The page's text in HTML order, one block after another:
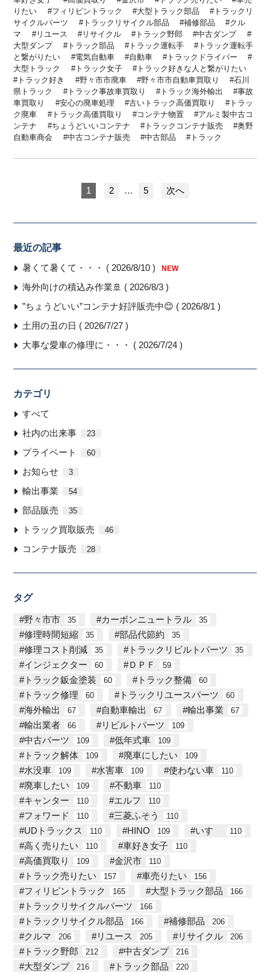
りたい
フィリピントラック 大型トラック部品
トラックリ
サイクルパーツ
トラックリサイクル部品 補修部品
クル
マ
リユース リサイクル トラック野郎
中古ダンプ
大型ダンプ
トラック部品 トラック運転手
トラック運転手
と繋がりたい
電気自動車 自動車
トラックドライバー
大型トラック
トラック女子
トラック好きな人と繋がりたい
トラック好き
野々市市廃車 野々市市自動車買取り
石川
県トラック
トラック事故車買取り トラック海外輸出
事故
車買取り
安心の廃車処理 古いトラック高価買取り
トラッ
ク廃車
トラック高価買取り コンテナ物置
アルミ製中古コ
ンテナ
ちょうどいいコンテナ トラックコンテナ販売
奥野
自動車商会
中古コンテナ販売 中古部品 トラック
1 2 … 5 次へ
最近の記事
暑くて暑くて・・・ ( 2026/8/10 ) NEW
海外向けの積込み作業🚢 ( 2026/8/3 )
”ちょうどいい”コンテナ好評販売中😊 ( 2026/8/1 )
土用の丑の日 ( 2026/7/27 )
大事な愛車の修理に・・・ ( 2026/7/24 )
カテゴリ
すべて
社内の出来事
23
プライベート 60
お知らせ 3
輸出事業 54
部品販売 35
トラック買取販売 46
コンテナ販売 28
タグ
野々市市 35 カーボンニュートラル 35
修理時間短縮 35 部品代節約 35
修理コスト削減 35 トラックリビルトパーツ 35
インジェクター 60 ＤＰＦ 59
トラック鈑金塗装 60 トラック整備 60
トラック修理 60 トラックリユースパーツ 60
海外輸出 67 自動車輸出 67 輸出事業 67
輸出業者 66 リビルトパーツ 109
中古パーツ 109 低年式車 109
トラック解体 109 廃車にしたい 109
水没車 109 水害車 109 使わない車 110
廃車したい 109 不動車 110
キャンター 110 エルフ 110
フォワード 110 三菱ふそう 110
UDトラックス 110 HINO 109 いすゞ 110
高く売りたい 110 車好き女子 110
高価買取り 109 金沢市 110
トラック売りたい 157 車売りたい 156
フィリピントラック 165 大型トラック部品 166
トラックリサイクルパーツ 166
トラックリサイクル部品 166 補修部品 206
クルマ 206 リユース 205 リサイクル 206
トラック野郎 212 中古ダンプ 216
大型ダンプ 216 トラック部品 220